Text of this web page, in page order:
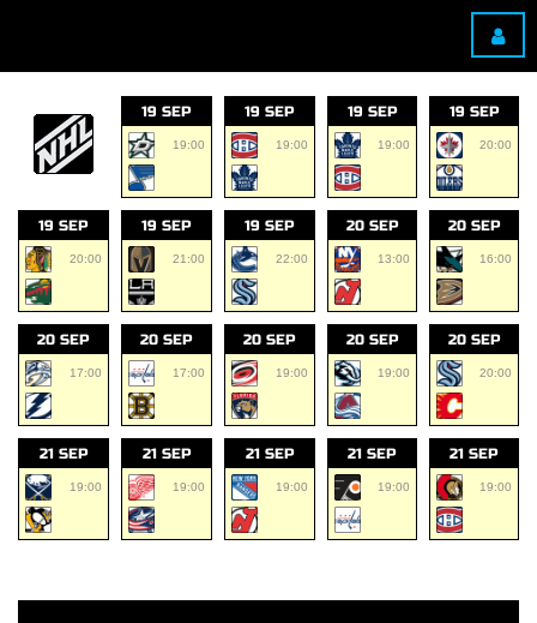
19 SEP
19:00
19 SEP
19:00
19 SEP
19:00
19 SEP
20:00
19 SEP
20:00
19 SEP
21:00
19 SEP
22:00
20 SEP
13:00
20 SEP
16:00
20 SEP
17:00
20 SEP
17:00
20 SEP
19:00
20 SEP
19:00
20 SEP
20:00
21 SEP
19:00
21 SEP
19:00
21 SEP
19:00
21 SEP
19:00
21 SEP
19:00